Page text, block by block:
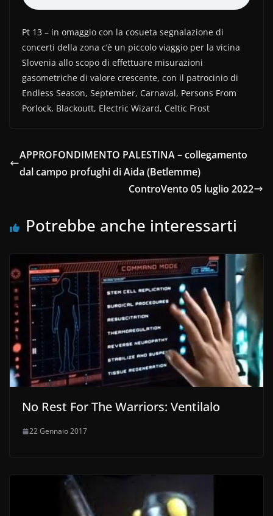
e
b
o
o
k
er di
vi
di
Pt 13 – in omaggio con la cosueta segnalazione di
concerti della zona c’è un piccolo viaggio per la vicina
Slovenia allo scopo di effettuare misurazioni
gasometriche di valore crescente, con il patrocinio di
Endless Season, September, Carnaval, Persons From
Porlock, Blackoutt, Electric Wizard, Celtic Frost
APPROFONDIMENTO PALESTINA – collegamento
dal campo profughi di Aida (Betlemme)
ControVento 05 luglio 2022
Potrebbe anche interessarti
No Rest For The Warriors: Ventilalo
22 Gennaio 2017